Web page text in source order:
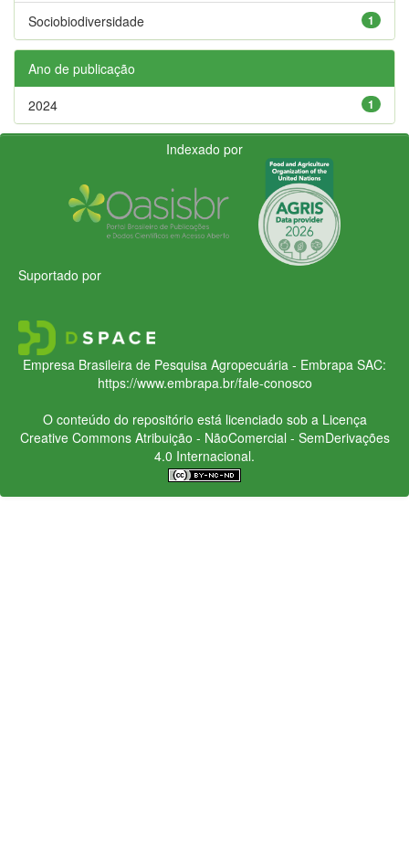
1
Sociobiodiversidade
Ano de publicação
1
2024
Indexado por
Suportado por
Empresa Brasileira de Pesquisa Agropecuária - Embrapa SAC:
https://www.embrapa.br/fale-conosco
O conteúdo do repositório está licenciado sob a Licença
Creative CommonsAtribuição - NãoComercial - SemDerivações
4.0 Internacional.